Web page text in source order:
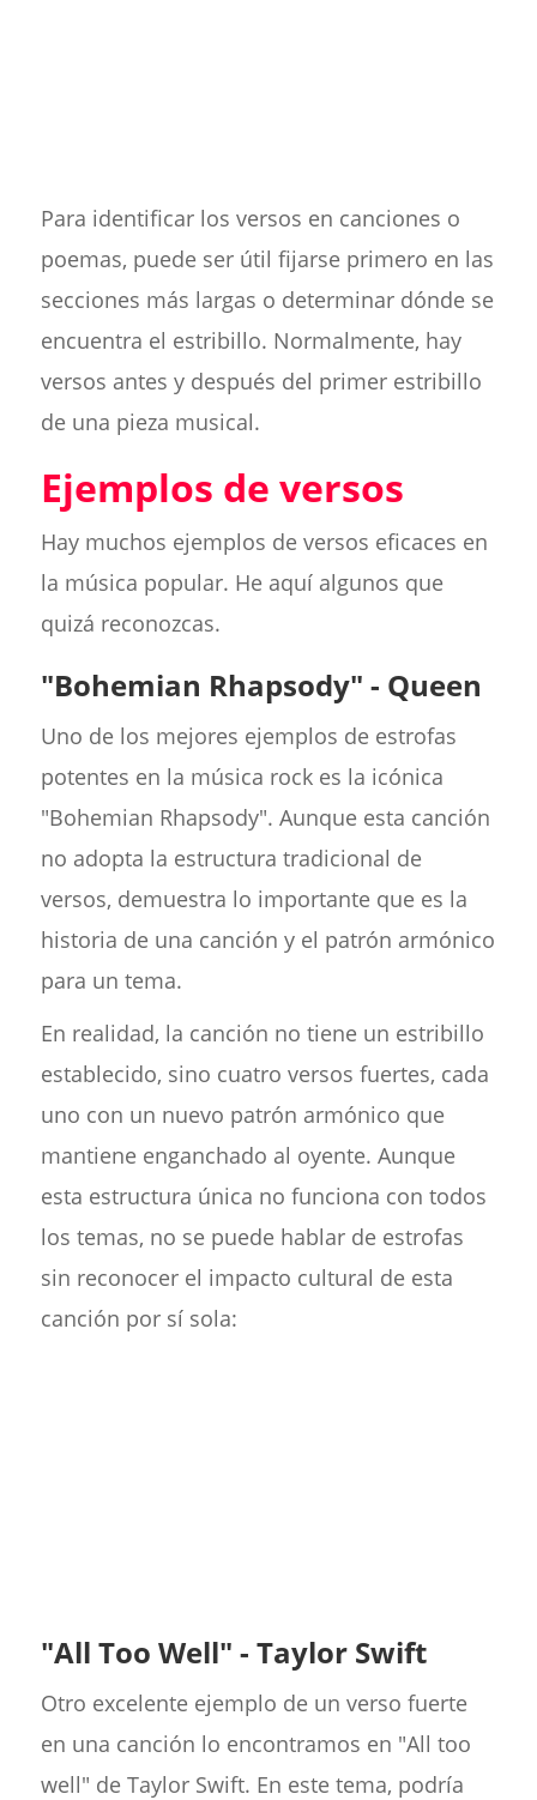
Para identificar los versos en canciones o
poemas, puede ser útil fijarse primero en las
secciones más largas o determinar dónde se
encuentra el estribillo. Normalmente, hay
versos antes y después del primer estribillo
de una pieza musical.
Ejemplos de versos
Hay muchos ejemplos de versos eficaces en
la música popular. He aquí algunos que
quizá reconozcas.
"Bohemian Rhapsody" - Queen
Uno de los mejores ejemplos de estrofas
potentes en la música rock es la icónica
"Bohemian Rhapsody". Aunque esta canción
no adopta la estructura tradicional de
versos, demuestra lo importante que es la
historia de una canción y el patrón armónico
para un tema.
En realidad, la canción no tiene un estribillo
establecido, sino cuatro versos fuertes, cada
uno con un nuevo patrón armónico que
mantiene enganchado al oyente. Aunque
esta estructura única no funciona con todos
los temas, no se puede hablar de estrofas
sin reconocer el impacto cultural de esta
canción por sí sola:
"All Too Well" - Taylor Swift
Otro excelente ejemplo de un verso fuerte
en una canción lo encontramos en "All too
well" de Taylor Swift. En este tema, podría